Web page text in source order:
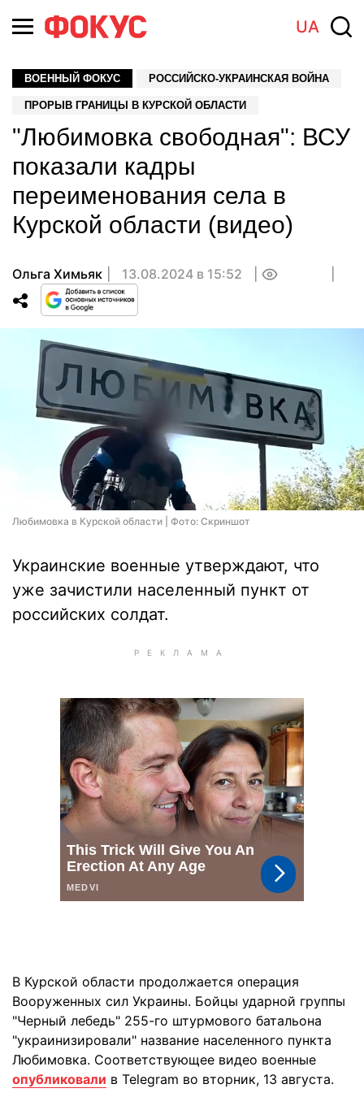
UA
ВОЕННЫЙ ФОКУС РОССИЙСКО-УКРАИНСКАЯ ВОЙНА
ПРОРЫВ ГРАНИЦЫ В КУРСКОЙ ОБЛАСТИ
"Любимовка свободная": ВСУ
показали кадры
переименования села в
Курской области (видео)
Ольга Химьяк 13.08.2024 в 15:52
Любимовка в Курской области | Фото: Скриншот
Украинские военные утверждают, что
уже зачистили населенный пункт от
российских солдат.
В Курской области продолжается операция
Вооруженных сил Украины. Бойцы ударной группы
"Черный лебедь" 255-го штурмового батальона
"украинизировали" название населенного пункта
Любимовка. Соответствующее видео военные
опубликовали в Telegram во вторник, 13 августа.